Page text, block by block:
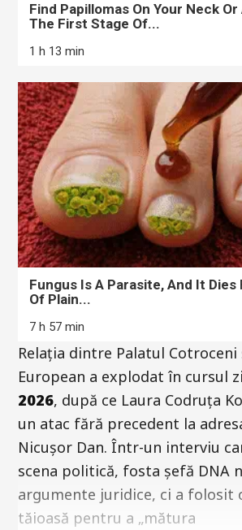
Find Papillomas On Your Neck
The First Stage Of...
1 h 13 min
Fungus Is A Parasite, And It Dies
Of Plain...
7 h 57 min
Relația dintre Palatul Cotroceni
European a explodat în cursul
2026, după ce Laura Codruța
un atac fără precedent la
Nicușor Dan. Într-un interviu
scena politică, fosta șefă DNA
argumente juridice, ci a folosit
tăioasă pentru a „mătura